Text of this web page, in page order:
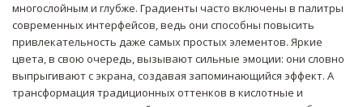
многослойным и глубже. Градиенты часто включены в палитры
современных интерфейсов, ведь они способны повысить
привлекательность даже самых простых элементов. Яркие
цвета, в свою очередь, вызывают сильные эмоции: они словно
выпрыгивают с экрана, создавая запоминающийся эффект. А
трансформация традиционных оттенков в кислотные и